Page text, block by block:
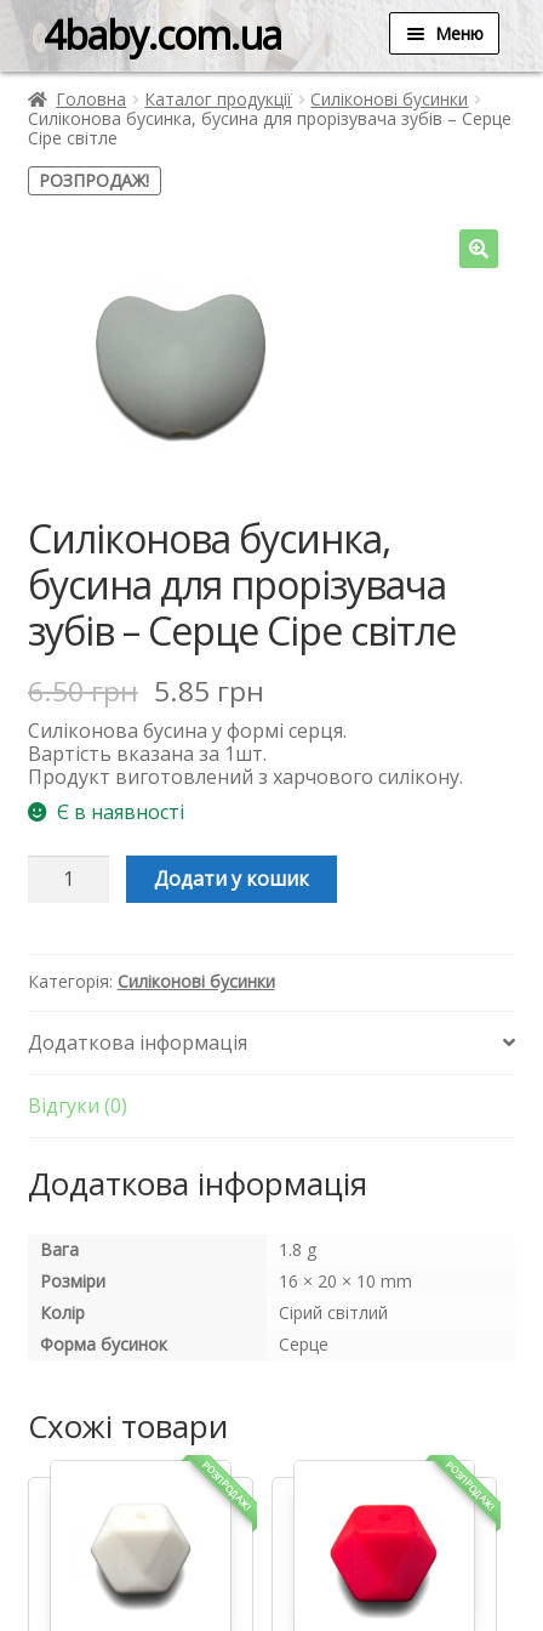
4baby.com.ua Меню
Головна Каталог продукції
Силіконові бусинки
Силіконова бусинка, бусина для прорізувача зубів – Серце
Сіре світле
РОЗПРОДАЖ!
Силіконова бусинка,
бусина для прорізувача
зубів – Серце Сіре світле
6.50грн 5.85 грн
Силіконова бусина у формі серця.
Вартість вказана за 1шт.
Продукт виготовлений з харчового силікону.
Є в наявності
Силіконова
бусинка,
зубів
Сіре
кількість
Додати у кошик
Категорія: Силіконові бусинки
Додаткова інформація
Відгуки (0)
Додаткова інформація
Вага
1.8 g
Розміри
16 × 20 × 10 mm
Колір
Сірий світлий
Форма бусинок
Серце
Схожі товари
РОЗПРОДАЖ! РОЗПРОДАЖ!